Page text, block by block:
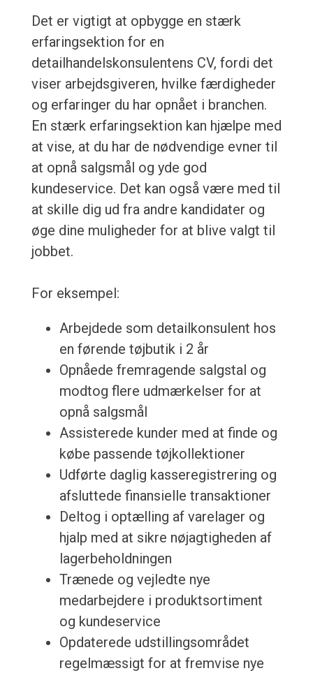
Det er vigtigt at opbygge en stærk
erfaringsektion for en
detailhandelskonsulentens CV, fordi det
viser arbejdsgiveren, hvilke færdigheder
og erfaringer du har opnået i branchen.
En stærk erfaringsektion kan hjælpe med
at vise, at du har de nødvendige evner til
at opnå salgsmål og yde god
kundeservice. Det kan også være med til
at skille dig ud fra andre kandidater og
øge dine muligheder for at blive valgt til
jobbet.
For eksempel:
Arbejdede som detailkonsulent hos
en førende tøjbutik i 2 år
Opnåede fremragende salgstal og
modtog flere udmærkelser for at
opnå salgsmål
Assisterede kunder med at finde og
købe passende tøjkollektioner
Udførte daglig kasseregistrering og
afsluttede finansielle transaktioner
Deltog i optælling af varelager og
hjalp med at sikre nøjagtigheden af
lagerbeholdningen
Trænede og vejledte nye
medarbejdere i produktsortiment
og kundeservice
Opdaterede udstillingsområdet
regelmæssigt for at fremvise nye